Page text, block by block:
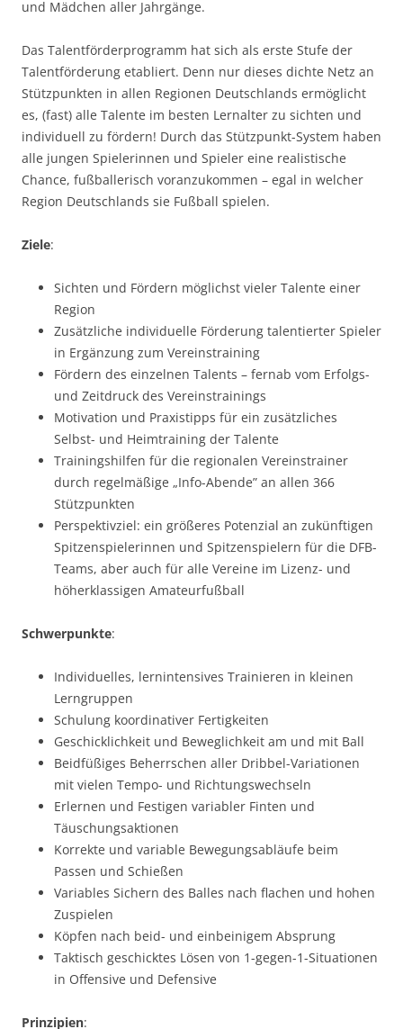
und Mädchen aller Jahrgänge.
Das Talentförderprogramm hat sich als erste Stufe der
Talentförderung etabliert. Denn nur dieses dichte Netz an
Stützpunkten in allen Regionen Deutschlands ermöglicht
es, (fast) alle Talente im besten Lernalter zu sichten und
individuell zu fördern! Durch das Stützpunkt-System haben
alle jungen Spielerinnen und Spieler eine realistische
Chance, fußballerisch voranzukommen – egal in welcher
Region Deutschlands sie Fußball spielen.
Ziele:
Sichten und Fördern möglichst vieler Talente einer
Region
Zusätzliche individuelle Förderung talentierter Spieler
in Ergänzung zum Vereinstraining
Fördern des einzelnen Talents – fernab vom Erfolgs-
und Zeitdruck des Vereinstrainings
Motivation und Praxistipps für ein zusätzliches
Selbst- und Heimtraining der Talente
Trainingshilfen für die regionalen Vereinstrainer
durch regelmäßige „Info-Abende” an allen 366
Stützpunkten
Perspektivziel: ein größeres Potenzial an zukünftigen
Spitzenspielerinnen und Spitzenspielern für die DFB-
Teams, aber auch für alle Vereine im Lizenz- und
höherklassigen Amateurfußball
Schwerpunkte:
Individuelles, lernintensives Trainieren in kleinen
Lerngruppen
Schulung koordinativer Fertigkeiten
Geschicklichkeit und Beweglichkeit am und mit Ball
Beidfüßiges Beherrschen aller Dribbel-Variationen
mit vielen Tempo- und Richtungswechseln
Erlernen und Festigen variabler Finten und
Täuschungsaktionen
Korrekte und variable Bewegungsabläufe beim
Passen und Schießen
Variables Sichern des Balles nach flachen und hohen
Zuspielen
Köpfen nach beid- und einbeinigem Absprung
Taktisch geschicktes Lösen von 1-gegen-1-Situationen
in Offensive und Defensive
Prinzipien: